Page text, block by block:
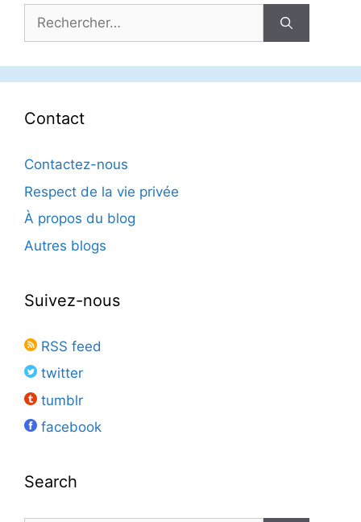
Rechercher :
Contact
Contactez-nous
Respect de la vie privée
À propos du blog
Autres blogs
Suivez-nous
RSS feed
twitter
tumblr
facebook
Search